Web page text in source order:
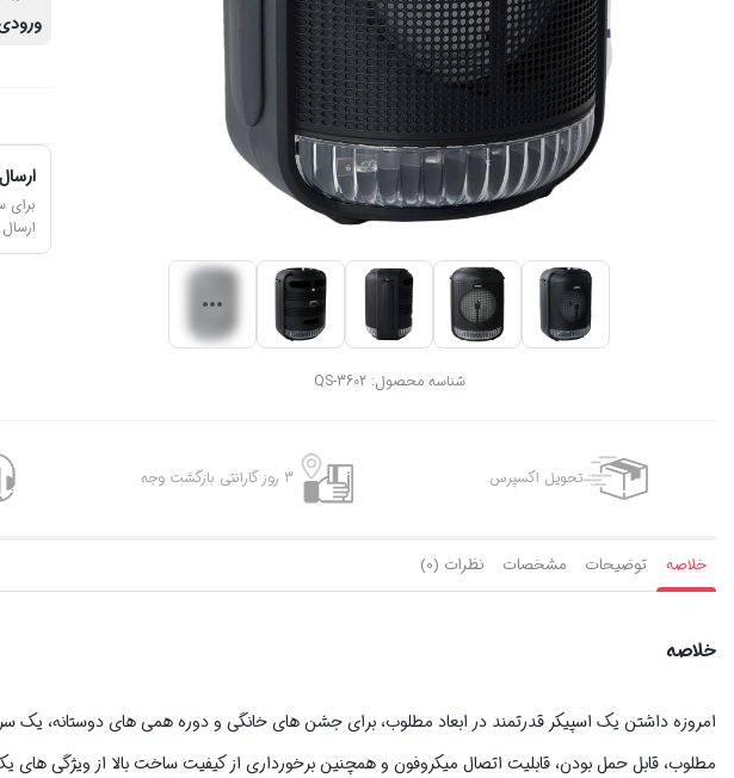
شناسه محصول:QS-3602
تحویل اکسپرس 3 روز گارانتی بازگشت وجه
خلاصه توضیحات مشخصات نظرات (0)
خلاصه
امروزه داشتن یک اسپیکر قدرتمند در ابعاد مطلوب، برای جشن های خانگی و دوره همی های دوستانه،
مطلوب، قابل حمل بودن، قابلیت اتصال میکروفون و همچنین برخورداری از کیفیت ساخت بالا از ویژگی های